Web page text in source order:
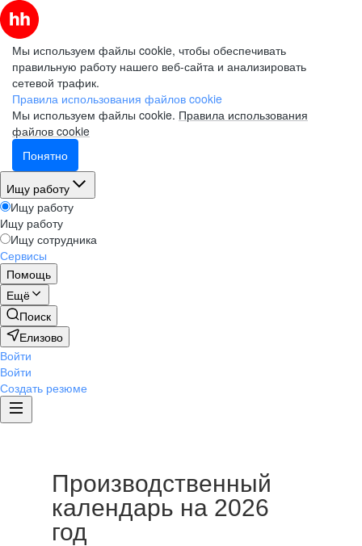
Мы используем файлы cookie, чтобы обеспечивать
правильную работу нашего веб-сайта и анализировать
сетевой трафик.
Правила использования файлов cookie
Мы используем файлы cookie. Правила использования
файлов cookie
Понятно
Ищу работу
Ищу работу
Ищу работу
Ищу сотрудника
Сервисы
Помощь
Ещё
Поиск
Елизово
Войти
Войти
Создать резюме
Производственный
календарь на 2026
год